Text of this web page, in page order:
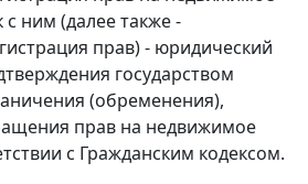
ним (далее также -
прав) - юридический
государством
(обременения),
прав на недвижимое
с Гражданским кодексом.